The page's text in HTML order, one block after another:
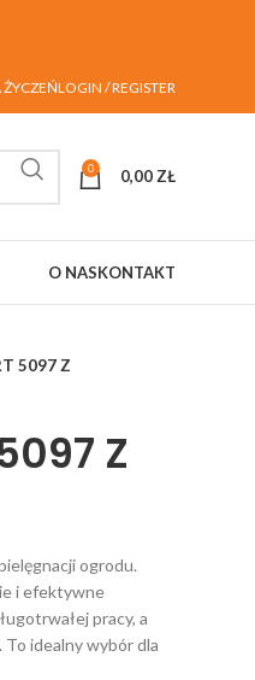
ŻYCZEŃLOGIN / REGISTER
0 0,00 ZŁ
O NASKONTAKT
5097 Z
Z
ogrodu.
i efektywne
pracy, a
To idealny wybór dla